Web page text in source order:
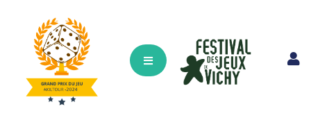
Hamburger Toggle Menu